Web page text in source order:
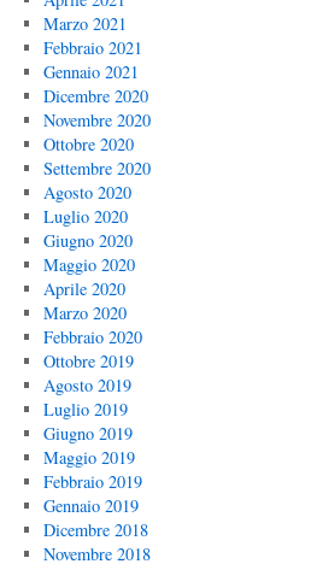
Marzo 2021
Febbraio 2021
Gennaio 2021
Dicembre 2020
Novembre 2020
Ottobre 2020
Settembre 2020
Agosto 2020
Luglio 2020
Giugno 2020
Maggio 2020
Aprile 2020
Marzo 2020
Febbraio 2020
Ottobre 2019
Agosto 2019
Luglio 2019
Giugno 2019
Maggio 2019
Febbraio 2019
Gennaio 2019
Dicembre 2018
Novembre 2018